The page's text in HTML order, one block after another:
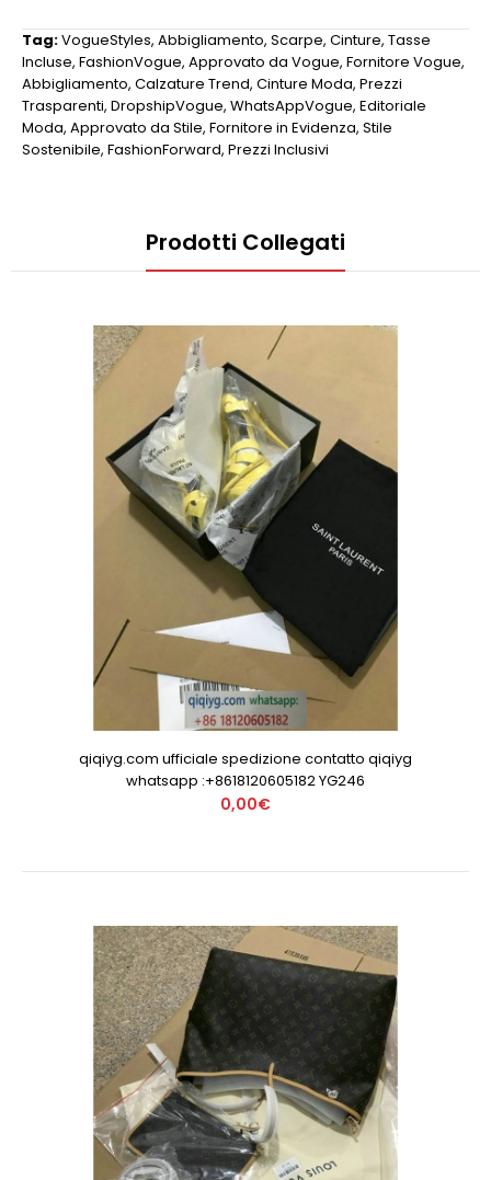
Tag:VogueStyles, Abbigliamento, Scarpe, Cinture, Tasse
Incluse, FashionVogue, Approvato da Vogue, Fornitore Vogue,
Abbigliamento, Calzature Trend, Cinture Moda, Prezzi
Trasparenti, DropshipVogue, WhatsAppVogue, Editoriale
Moda, Approvato da Stile, Fornitore in Evidenza, Stile
Sostenibile, FashionForward, Prezzi Inclusivi
Prodotti Collegati
qiqiyg.com ufficiale spedizione contatto qiqiyg
whatsapp :+8618120605182 YG246
0,00€